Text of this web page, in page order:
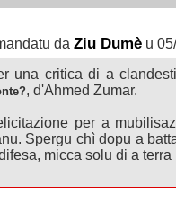
da Ziu Dumè u
una critica di a
, d'Ahmed Zumar.
per a
Spergu chì dopu a
micca solu di a